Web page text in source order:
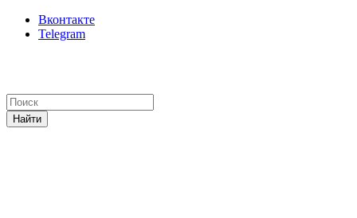
Вконтакте
Telegram
Найти